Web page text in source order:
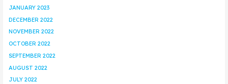
JANUARY 2023
DECEMBER 2022
NOVEMBER 2022
OCTOBER 2022
SEPTEMBER 2022
AUGUST 2022
JULY 2022